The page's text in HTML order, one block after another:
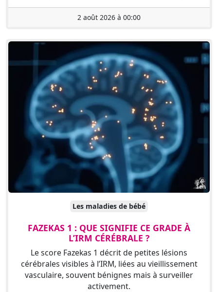
2 août 2026 à 00:00
Les maladies de bébé
FAZEKAS 1 : QUE SIGNIFIE CE GRADE À
L’IRM CÉRÉBRALE ?
Le score Fazekas 1 décrit de petites lésions
cérébrales visibles à l’IRM, liées au vieillissement
vasculaire, souvent bénignes mais à surveiller
activement.